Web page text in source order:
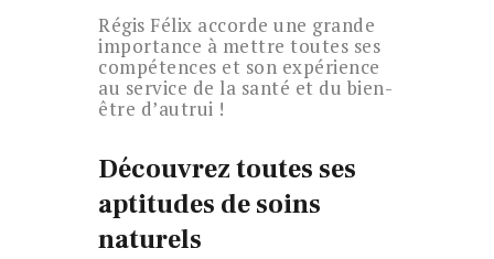
Régis Félix accorde une grande
importance à mettre toutes ses
compétences et son expérience
au service de la santé et du bien-
être d’autrui !
Découvrez toutes ses
aptitudes de soins
naturels